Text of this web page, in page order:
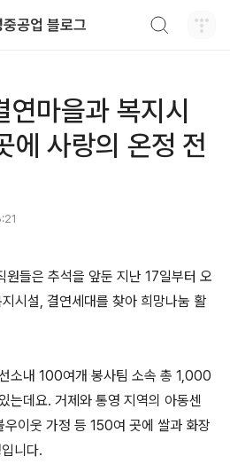
중공업 블로그
마을과 복지시
에 사랑의 온정 전
원들은 추석을 앞둔 지난 17일부터 오
시설, 결연세대를 찾아 희망나눔 활
소내 100여개 봉사팀 소속 총 1,000
는데요. 거제와 통영 지역의 아동센
우이웃 가정 등 150여 곳에 쌀과 화장
니다.